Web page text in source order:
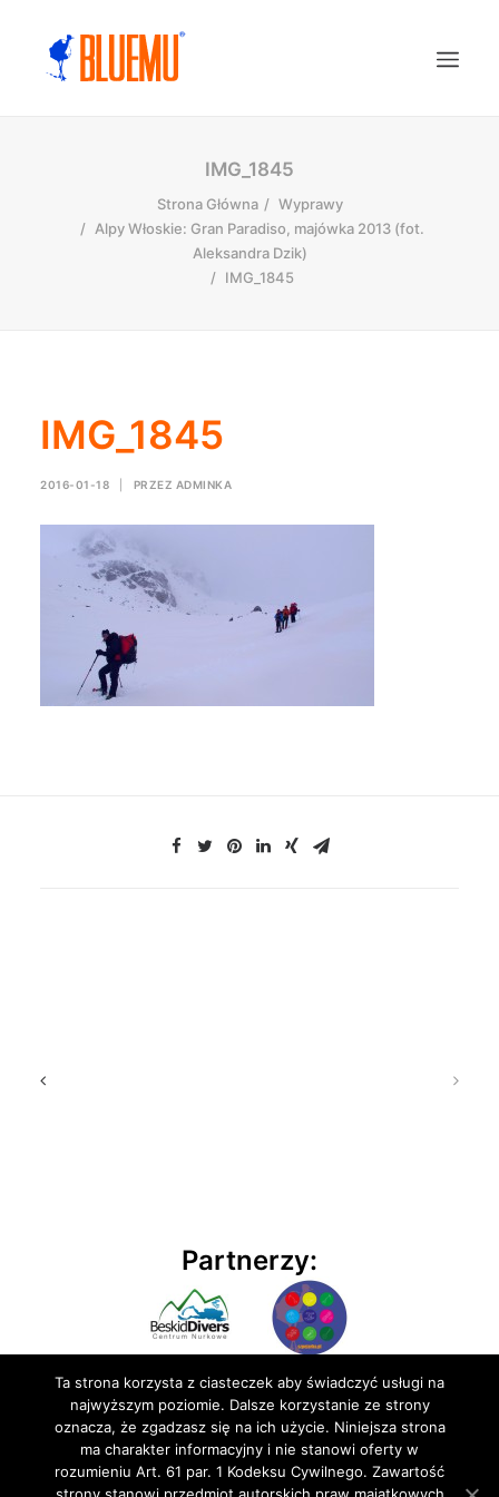
IMG_1845
Strona Główna
Wyprawy
Alpy Włoskie: Gran Paradiso, majówka 2013 (fot.
Aleksandra Dzik)
IMG_1845
IMG_1845
2016-01-18 PRZEZ ADMINKA
Partnerzy:
© 2020 BluEmu sp. z o.o. Wszelkie prawa zastrzeżone
Ta strona korzysta z ciasteczek aby świadczyć usługi na
najwyższym poziomie. Dalsze korzystanie ze strony
oznacza, że zgadzasz się na ich użycie. Niniejsza strona
ma charakter informacyjny i nie stanowi oferty w
rozumieniu Art. 61 par. 1 Kodeksu Cywilnego. Zawartość